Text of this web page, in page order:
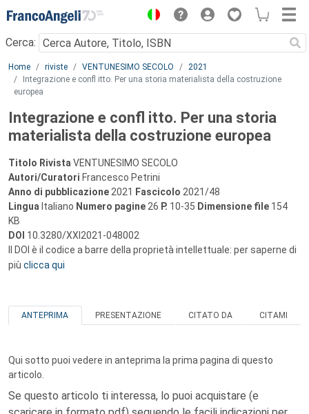
Menu
Cerca:
Main content
Home riviste VENTUNESIMO SECOLO
2021
Integrazione e confl itto. Per una storia materialista della costruzione
europea
Integrazione e confl itto. Per una storia
materialista della costruzione europea
Titolo Rivista VENTUNESIMO SECOLO
Autori/Curatori Francesco Petrini
Anno di pubblicazione 2021 Fascicolo 2021/48
Lingua Italiano Numero pagine 26 P. 10-35 Dimensione file 154
KB
DOI 10.3280/XXI2021-048002
Il DOI è il codice a barre della proprietà intellettuale: per saperne di
più clicca qui
ANTEPRIMA PRESENTAZIONE CITATO DA CITAMI
Qui sotto puoi vedere in anteprima la prima pagina di questo
articolo.
Se questo articolo ti interessa, lo puoi acquistare (e